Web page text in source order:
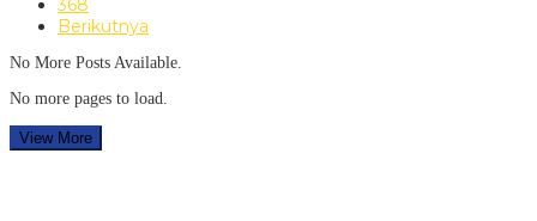
368
Berikutnya
No More Posts Available.
No more pages to load.
View More